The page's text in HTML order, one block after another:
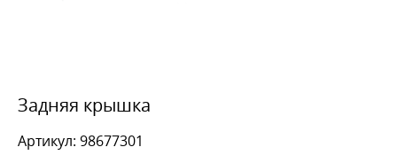
Задняя крышка
Артикул: 98677301